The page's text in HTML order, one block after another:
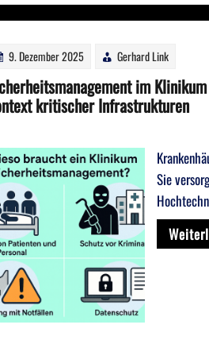
9. Dezember 2025 Gerhard Link
im
kritischer Infrastrukturen
Sie